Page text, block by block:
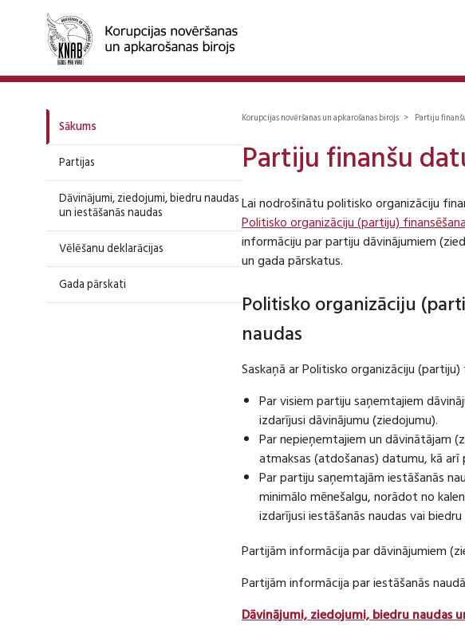
Sākums
Partijas
Dāvinājumi, ziedojumi, biedru naudas
un iestāšanās naudas
Vēlēšanu deklarācijas
Gada pārskati
Korupcijas novēršanas un apkarošanas birojs > Partiju
Partiju finanšu
Lai nodrošinātu politisko organizāciju
Politisko organizāciju (partiju)
informāciju par partiju dāvinājumiem
un gada pārskatus.
Politisko organizāciju
naudas
Saskaņā ar Politisko organizāciju
Par visiem partiju saņemtajiem
izdarījusi dāvinājumu (ziedojumu).
Par nepieņemtajiem un dāvinātājam
atmaksas (atdošanas) datumu, kā
Par partiju saņemtajām iestāšanās
minimālo mēnešalgu, norādot no
izdarījusi iestāšanās naudas vai
Partijām informācija par dāvinājumiem
Partijām informācija par iestāšanās
Dāvinājumi, ziedojumi, biedru naudas